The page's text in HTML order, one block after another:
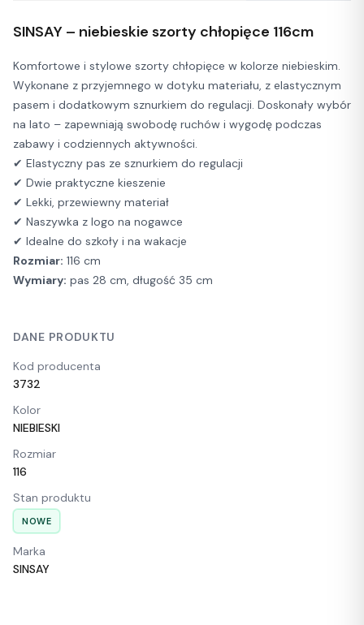
SINSAY – niebieskie szorty chłopięce 116cm
Komfortowe i stylowe szorty chłopięce w kolorze niebieskim.
Wykonane z przyjemnego w dotyku materiału, z elastycznym
pasem i dodatkowym sznurkiem do regulacji. Doskonały wybór
na lato – zapewniają swobodę ruchów i wygodę podczas
zabawy i codziennych aktywności.
✔ Elastyczny pas ze sznurkiem do regulacji
✔ Dwie praktyczne kieszenie
✔ Lekki, przewiewny materiał
✔ Naszywka z logo na nogawce
✔ Idealne do szkoły i na wakacje
Rozmiar: 116 cm
Wymiary: pas 28 cm, długość 35 cm
DANE PRODUKTU
Kod producenta
3732
Kolor
NIEBIESKI
Rozmiar
116
Stan produktu
NOWE
Marka
SINSAY